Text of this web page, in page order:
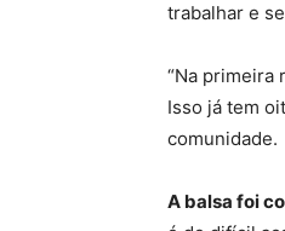
trabalhar e
“Na primeira
Isso já tem
comunidade.
A balsa foi